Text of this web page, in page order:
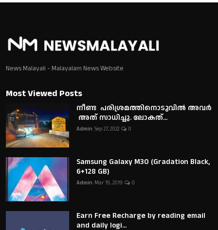
News Malayali - Malayalam News Website
Most Viewed Posts
നീണ്ട പരിശ്രമത്തിനൊടുവിൽ അവർ
അത് സാധിച്ചു. ലോകത്...
Admin Sep 27, 2022 0
Samsung Galaxy M30 (Gradation Black,
6+128 GB)
Admin Mar 19, 2019 0
Earn Free Recharge by reading email
and daily logi...